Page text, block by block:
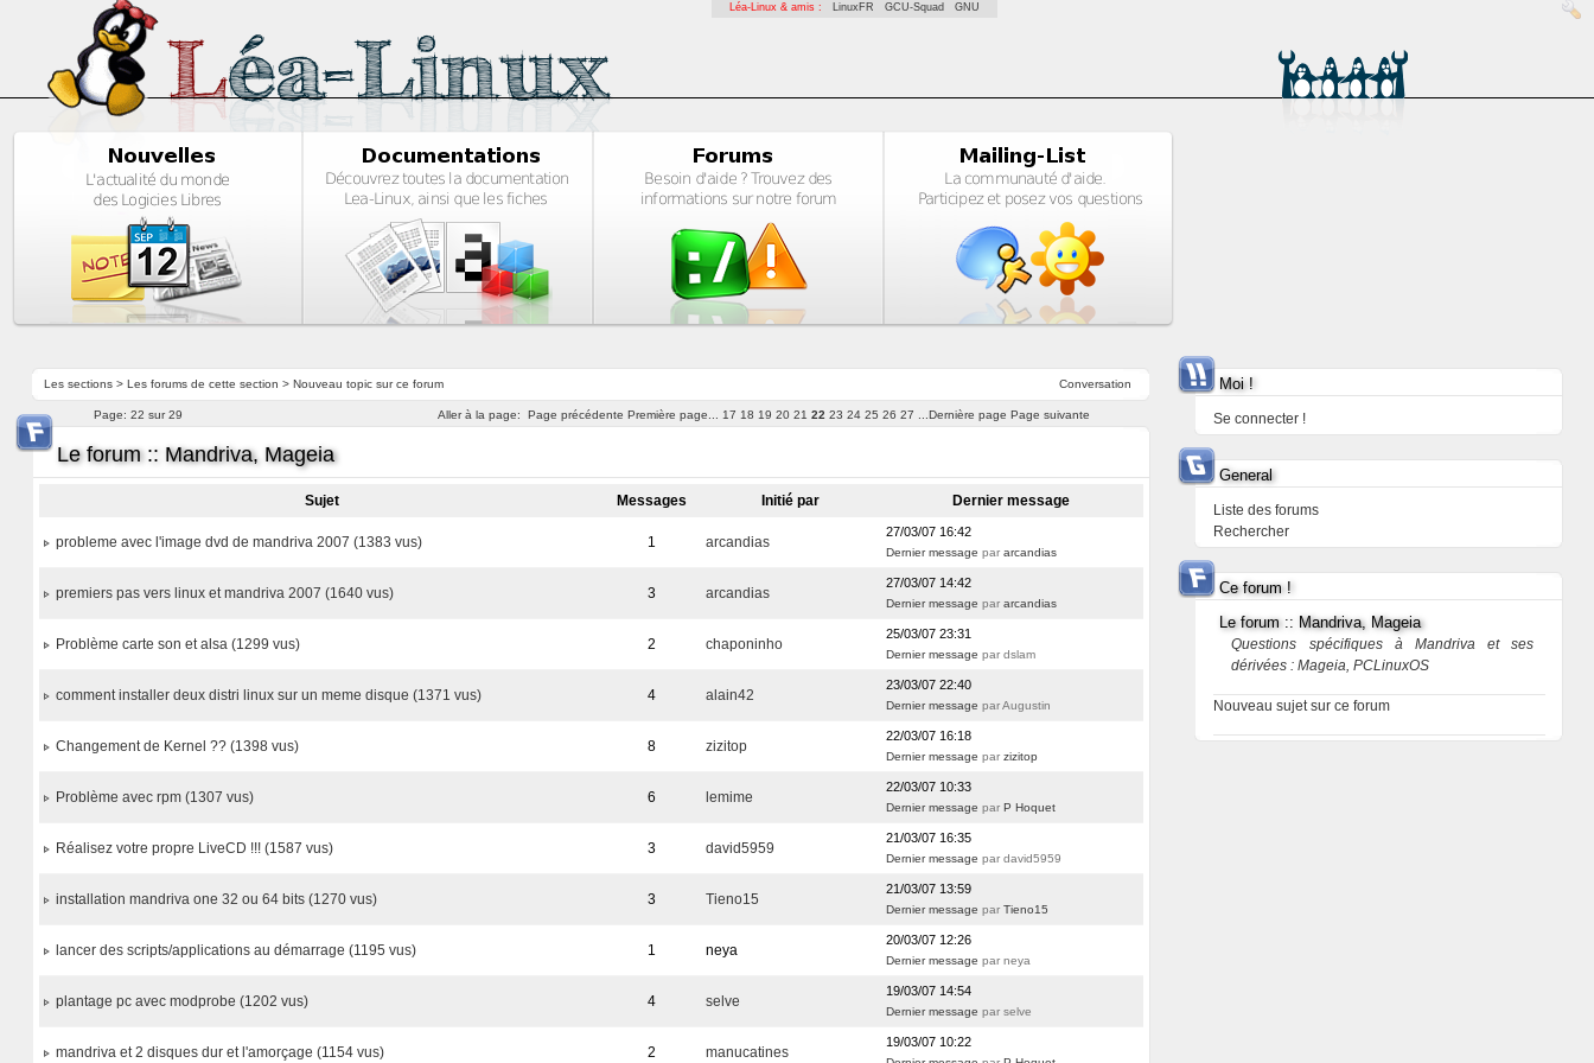
Léa-Linux & amis : LinuxFR GCU-Squad GNU
Conversation
Les sections> Les forums de cette section > Nouveau topic sur ce forum
Aller à la page: Page précédente Première page... 17 18 19 20 21 22 23 24 25 26 27 ...Dernière page Page suivante
Page: 22 sur 29
Le forum :: Mandriva, Mageia
Sujet Messages Initié par Dernier message
probleme avec l'image dvd de mandriva 2007 (1383 vus) 1 arcandias
27/03/07 16:42
Dernier message pararcandias
premiers pas vers linux et mandriva 2007 (1640 vus) 3 arcandias
27/03/07 14:42
Dernier message pararcandias
Problème carte son et alsa (1299 vus) 2 chaponinho
25/03/07 23:31
Dernier message par dslam
comment installer deux distri linux sur un meme disque (1371 vus) 4 alain42
23/03/07 22:40
Dernier message par Augustin
Changement de Kernel ?? (1398 vus) 8 zizitop
22/03/07 16:18
Dernier message parzizitop
Problème avec rpm (1307 vus) 6 lemime
22/03/07 10:33
Dernier message parP Hoquet
Réalisez votre propre LiveCD !!! (1587 vus) 3 david5959
21/03/07 16:35
Dernier message par david5959
installation mandriva one 32 ou 64 bits (1270 vus) 3 Tieno15
21/03/07 13:59
Dernier message parTieno15
lancer des scripts/applications au démarrage (1195 vus) 1 neya
20/03/07 12:26
Dernier message par neya
plantage pc avec modprobe (1202 vus) 4 selve
19/03/07 14:54
Dernier message par selve
mandriva et 2 disques dur et l'amorçage (1154 vus) 2 manucatines
19/03/07 10:22
Moi !
Se connecter !
General
Liste des forums
Rechercher
Ce forum !
Le forum :: Mandriva, Mageia
Questions spécifiques à Mandriva et ses
dérivées : Mageia, PCLinuxOS
Nouveau sujet sur ce forum